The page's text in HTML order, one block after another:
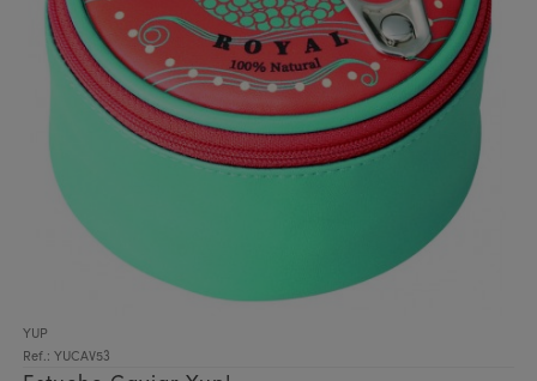
YUP
Ref.: YUCAV53